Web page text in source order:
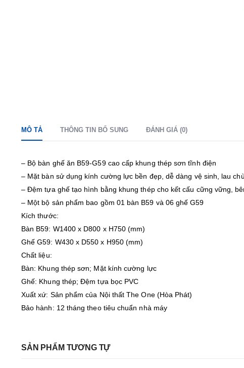
MÔ TẢ THÔNG TIN BỔ SUNG ĐÁNH GIÁ (0)
– Bộ bàn ghế ăn B59-G59 cao cấp khung thép sơn tĩnh điện
– Mặt bàn sử dụng kính cường lực bền đẹp, dễ dàng vệ sinh, lau
– Đệm tựa ghế tạo hình bằng khung thép cho kết cấu cững vững,
– Một bộ sản phẩm bao gồm 01 bàn B59 và 06 ghế G59
Kích thước:
Bàn B59: W1400 x D800 x H750 (mm)
Ghế G59: W430 x D550 x H950 (mm)
Chất liệu:
Bàn: Khung thép sơn; Mặt kính cường lực
Ghế: Khung thép; Đệm tựa bọc PVC
Xuất xứ: Sản phẩm của Nội thất The One (Hòa Phát)
Bảo hành: 12 tháng theo tiêu chuẩn nhà máy
SẢN PHẨM TƯƠNG TỰ